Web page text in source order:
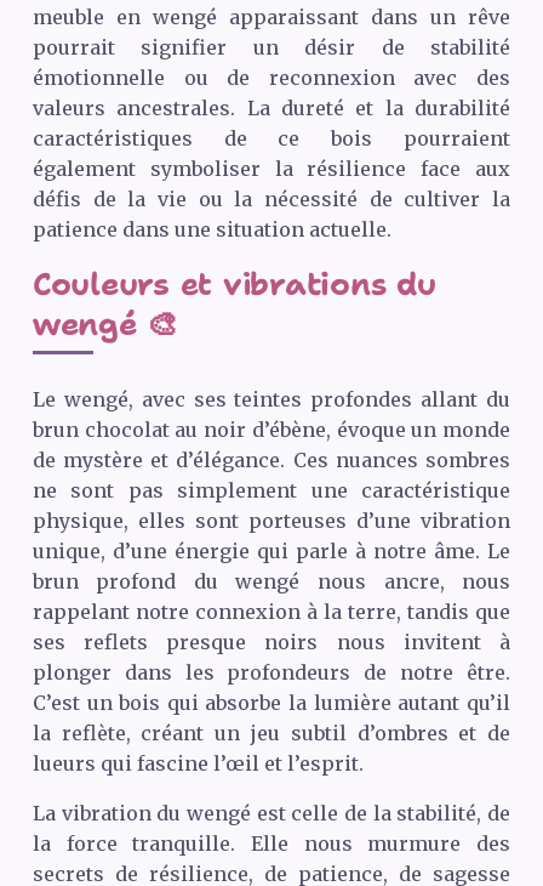
meuble en wengé apparaissant dans un rêve
pourrait signifier un désir de stabilité
émotionnelle ou de reconnexion avec des
valeurs ancestrales. La dureté et la durabilité
caractéristiques de ce bois pourraient
également symboliser la résilience face aux
défis de la vie ou la nécessité de cultiver la
patience dans une situation actuelle.
Couleurs et vibrations du
wengé 🎨
Le wengé, avec ses teintes profondes allant du
brun chocolat au noir d’ébène, évoque un monde
de mystère et d’élégance. Ces nuances sombres
ne sont pas simplement une caractéristique
physique, elles sont porteuses d’une vibration
unique, d’une énergie qui parle à notre âme. Le
brun profond du wengé nous ancre, nous
rappelant notre connexion à la terre, tandis que
ses reflets presque noirs nous invitent à
plonger dans les profondeurs de notre être.
C’est un bois qui absorbe la lumière autant qu’il
la reflète, créant un jeu subtil d’ombres et de
lueurs qui fascine l’œil et l’esprit.
La vibration du wengé est celle de la stabilité, de
la force tranquille. Elle nous murmure des
secrets de résilience, de patience, de sagesse